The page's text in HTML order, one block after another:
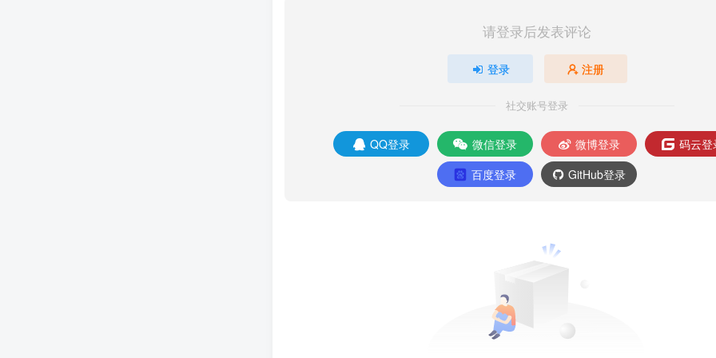
请登录后发表评论
登录 注册
社交账号登录
QQ登录 微信登录 微博登录
码云登
百度登录
GitHub登录